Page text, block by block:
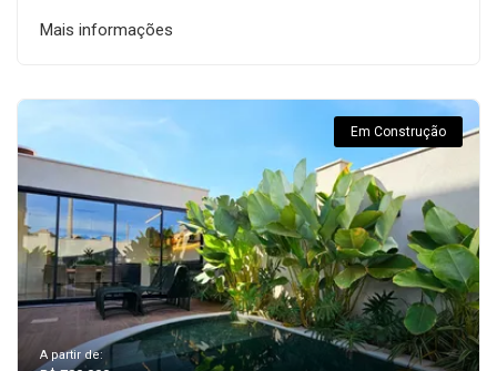
Mais informações
Em Construção
A partir de: